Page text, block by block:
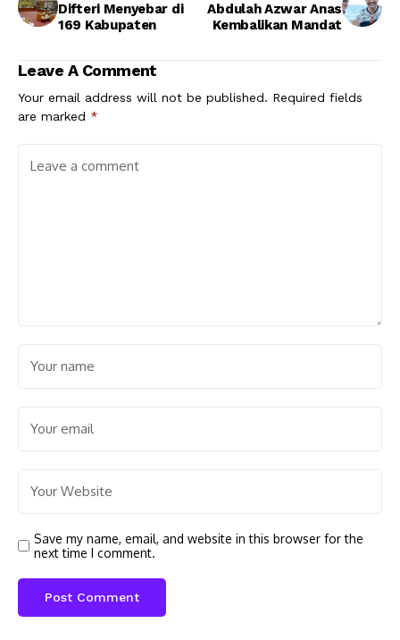
Difteri Menyebar di
169 Kabupaten
Abdulah Azwar Anas
Kembalikan Mandat
Leave A Comment
Your email address will not be published. Required fields
are marked *
Save my name, email, and website in this browser for the
next time I comment.